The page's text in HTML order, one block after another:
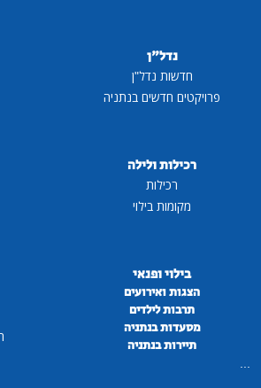
נדל"ן
חדשות נדל"ן
פרויקטים חדשים בנתניה
רכילות ולילה
רכילות
מקומות בילוי
בילוי ופנאי
הצגות ואירועים
תרבות לילדים
מסעדות בנתניה
תיירות בנתניה
...